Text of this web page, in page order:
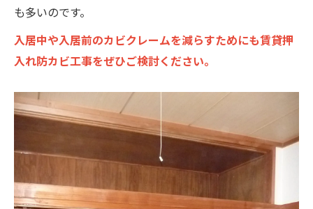
も多いのです。
入居中や入居前のカビクレームを減らすためにも賃貸押
入れ防カビ工事をぜひご検討ください。